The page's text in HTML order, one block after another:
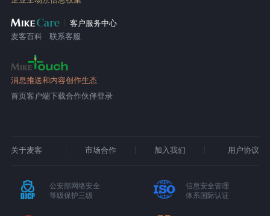
客户服务中心
麦客百科
联系客服
消息推送和内容创作生态
首页客户端下载合作伙伴登录
关于麦客 市场合作 加入我们 用户协议
公安部网络安全
等级保护三级
信息安全管理
体系国际认证